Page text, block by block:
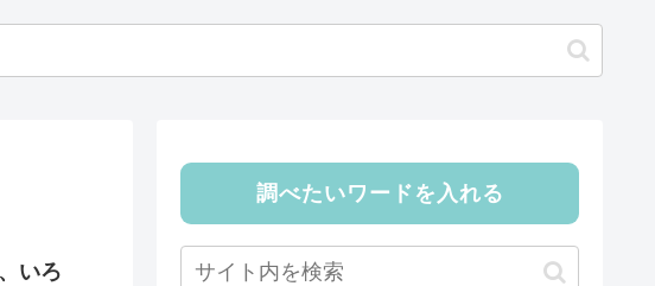
いろ
調べたいワードを入れる